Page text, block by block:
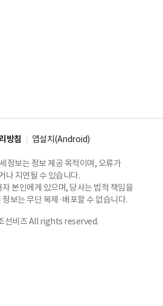
방침 앱설치(Android)
정보는 정보 제공 목적이며, 오류가
나 지연될 수 있습니다.
본인에게 있으며, 당사는 법적 책임을
보는 무단 복제·배포할 수 없습니다.
선비즈 All rights reserved.